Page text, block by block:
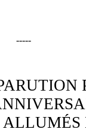
-----
ALLUMÉS